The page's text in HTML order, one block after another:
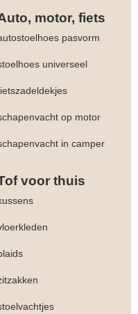
motor, fiets
pasvorm
universeel
op motor
in camper
voor thuis